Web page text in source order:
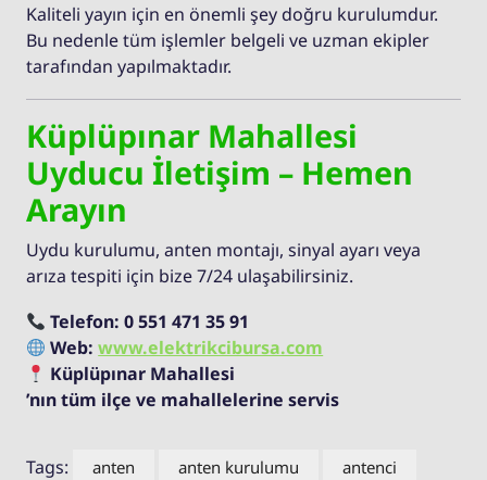
Kaliteli yayın için en önemli şey doğru kurulumdur.
Bu nedenle tüm işlemler belgeli ve uzman ekipler
tarafından yapılmaktadır.
Küplüpınar Mahallesi
Uyducu İletişim – Hemen
Arayın
Uydu kurulumu, anten montajı, sinyal ayarı veya
arıza tespiti için bize 7/24 ulaşabilirsiniz.
Telefon: 0 551 471 35 91
Web: www.elektrikcibursa.com
Küplüpınar Mahallesi
’nın tüm ilçe ve mahallelerine servis
Tags: anten anten kurulumu
antenci